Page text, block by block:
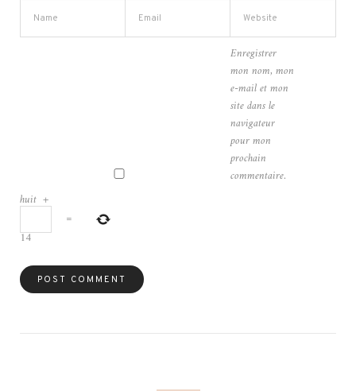
Enregistrer
mon nom, mon
e-mail et mon
site dans le
navigateur
pour mon
prochain
commentaire.
huit +
=
14